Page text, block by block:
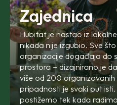
Zajednica
Hubitat je nastao iz
nikada nije izgubio. Sve
organizacije događaja do
prostora – dizajnirano je
više od 200
pripadnosti je svaki put
postižemo tek kada